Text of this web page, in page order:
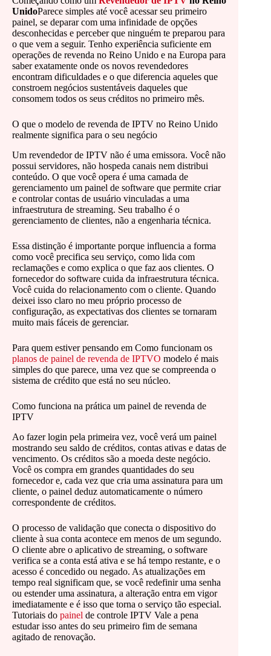
UnidoParece simples até você acessar seu primeiro
painel, se deparar com uma infinidade de opções
desconhecidas e perceber que ninguém te preparou para
o que vem a seguir. Tenho experiência suficiente em
operações de revenda no Reino Unido e na Europa para
saber exatamente onde os novos revendedores
encontram dificuldades e o que diferencia aqueles que
constroem negócios sustentáveis ​​daqueles que
consomem todos os seus créditos no primeiro mês.
O que o modelo de revenda de IPTV no Reino Unido
realmente significa para o seu negócio
Um revendedor de IPTV não é uma emissora. Você não
possui servidores, não hospeda canais nem distribui
conteúdo. O que você opera é uma camada de
gerenciamento um painel de software que permite criar
e controlar contas de usuário vinculadas a uma
infraestrutura de streaming. Seu trabalho é o
gerenciamento de clientes, não a engenharia técnica.
Essa distinção é importante porque influencia a forma
como você precifica seu serviço, como lida com
reclamações e como explica o que faz aos clientes. O
fornecedor do software cuida da infraestrutura técnica.
Você cuida do relacionamento com o cliente. Quando
deixei isso claro no meu próprio processo de
configuração, as expectativas dos clientes se tornaram
muito mais fáceis de gerenciar.
Para quem estiver pensando em Como funcionam os
planos de painel de revenda de IPTVO modelo é mais
simples do que parece, uma vez que se compreenda o
sistema de crédito que está no seu núcleo.
Como funciona na prática um painel de revenda de
IPTV
Ao fazer login pela primeira vez, você verá um painel
mostrando seu saldo de créditos, contas ativas e datas de
vencimento. Os créditos são a moeda deste negócio.
Você os compra em grandes quantidades do seu
fornecedor e, cada vez que cria uma assinatura para um
cliente, o painel deduz automaticamente o número
correspondente de créditos.
O processo de validação que conecta o dispositivo do
cliente à sua conta acontece em menos de um segundo.
O cliente abre o aplicativo de streaming, o software
verifica se a conta está ativa e se há tempo restante, e o
acesso é concedido ou negado. As atualizações em
tempo real significam que, se você redefinir uma senha
ou estender uma assinatura, a alteração entra em vigor
imediatamente e é isso que torna o serviço tão especial.
Tutoriais do painel de controle IPTV Vale a pena
estudar isso antes do seu primeiro fim de semana
agitado de renovação.